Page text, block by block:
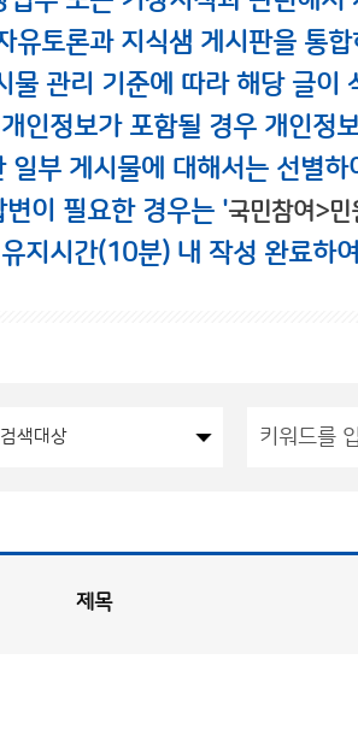
유토론과 지식샘 게시판을 통
물 관리 기준에 따라 해당 글이
인정보가 포함될 경우 개인정
일부 게시물에 대해서는 선별
이 필요한 경우는 '국민참여>민
지시간(10분) 내 작성 완료하
제목